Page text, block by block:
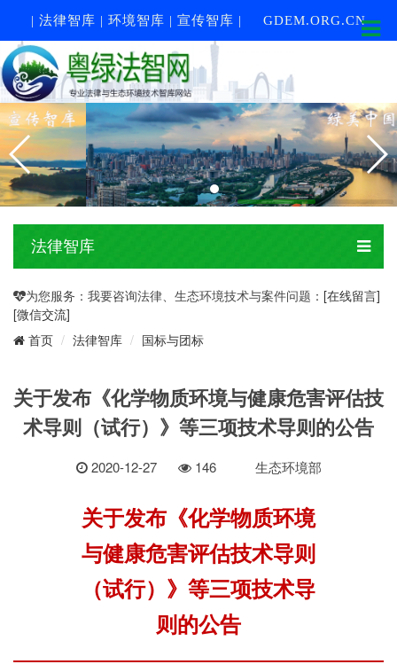
| 法律智库 | 环境智库 | 宣传智库 | GDEM.ORG.CN
法律智库
为您服务：我要咨询法律、生态环境技术与案件问题： [在线留言]
[微信交流]
首页 法律智库 国标与团标
关于发布《化学物质环境与健康危害评估技
术导则（试行）》等三项技术导则的公告
2020-12-27 146 生态环境部
关于发布《化学物质环境
与健康危害评估技术导则
（试行）》等三项技术导
则的公告